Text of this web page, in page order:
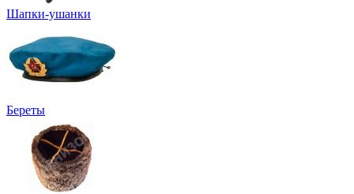
Шапки-ушанки
Береты